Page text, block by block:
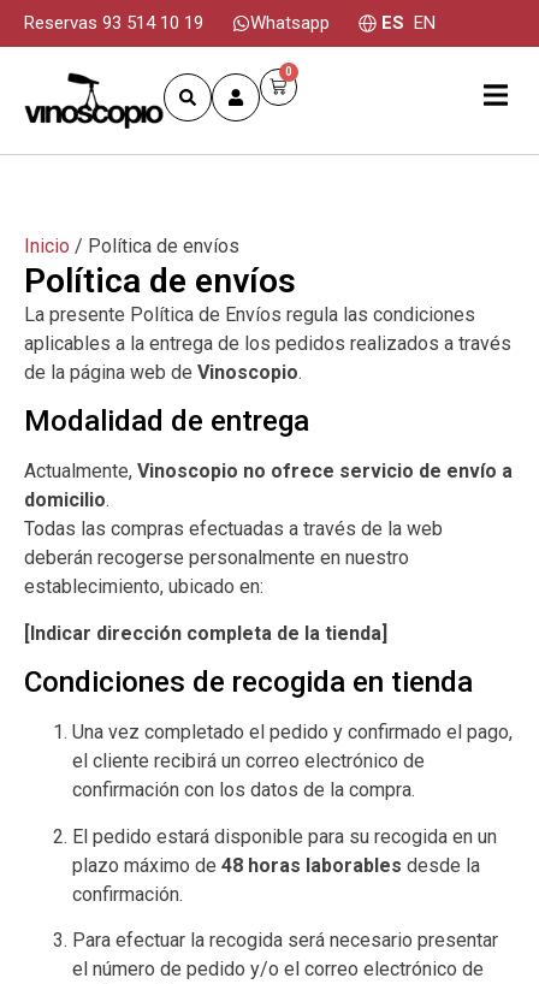
Reservas 93 514 10 19 Whatsapp ES EN
0
Inicio / Política de envíos
Política de envíos
La presente Política de Envíos regula las condiciones
aplicables a la entrega de los pedidos realizados a través
de la página web de Vinoscopio.
Modalidad de entrega
Actualmente, Vinoscopio no ofrece servicio de envío a
domicilio.
Todas las compras efectuadas a través de la web
deberán recogerse personalmente en nuestro
establecimiento, ubicado en:
[Indicar dirección completa de la tienda]
Condiciones de recogida en tienda
Una vez completado el pedido y confirmado el pago,
el cliente recibirá un correo electrónico de
confirmación con los datos de la compra.
El pedido estará disponible para su recogida en un
plazo máximo de 48 horas laborables desde la
confirmación.
Para efectuar la recogida será necesario presentar
el número de pedido y/o el correo electrónico de